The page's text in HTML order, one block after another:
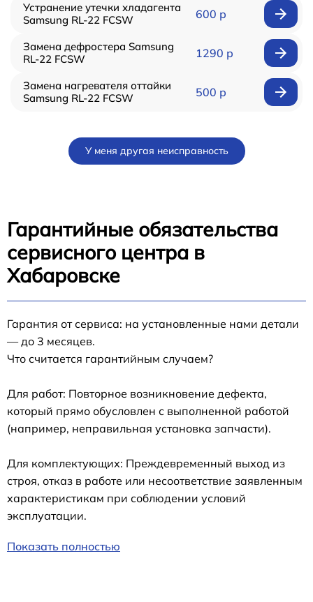
Устранение утечки хладагента
Samsung RL-22 FCSW
600 р
Замена дефростера Samsung
RL-22 FCSW
1290 р
Замена нагревателя оттайки
Samsung RL-22 FCSW
500 р
У меня другая неисправность
Гарантийные обязательства
сервисного центра в
Хабаровске
Гарантия от сервиса: на установленные нами детали
— до 3 месяцев.
Что считается гарантийным случаем?
Для работ: Повторное возникновение дефекта,
который прямо обусловлен с выполненной работой
(например, неправильная установка запчасти).
Для комплектующих: Преждевременный выход из
строя, отказ в работе или несоответствие заявленным
характеристикам при соблюдении условий
эксплуатации.
Показать полностью